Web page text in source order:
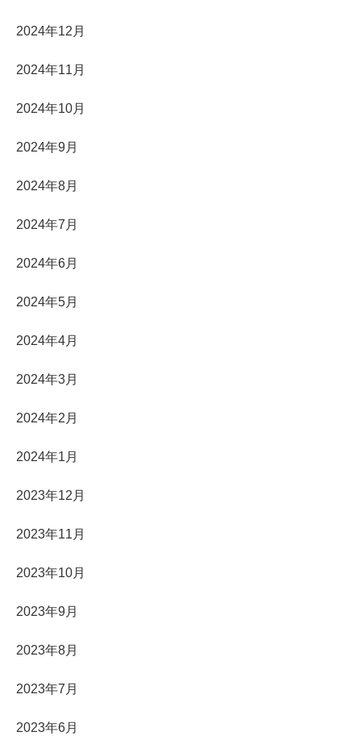
2024年12月
2024年11月
2024年10月
2024年9月
2024年8月
2024年7月
2024年6月
2024年5月
2024年4月
2024年3月
2024年2月
2024年1月
2023年12月
2023年11月
2023年10月
2023年9月
2023年8月
2023年7月
2023年6月